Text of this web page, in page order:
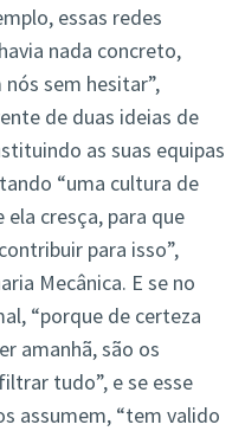
essas redes
nada concreto,
sem hesitar”,
de duas ideias de
as suas equipas
“uma cultura de
cresça, para que
para isso”,
Mecânica. E se no
“porque de certeza
amanhã, são os
tudo”, e se esse
assumem, “tem valido